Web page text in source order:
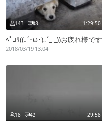
1:29:50
143 88
ﾍﾟｺﾘ((｡´･ω･)｡´_ _))お疲れ様です
2018/03/19 13:04
29:58
18 42